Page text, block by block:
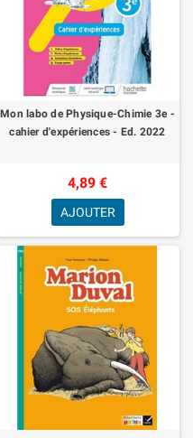
Mon labo de Physique-Chimie 3e -
cahier d'expériences - Ed. 2022
4,89 €
AJOUTER